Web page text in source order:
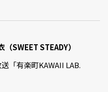
SWEET STEADY）
「有楽町KAWAII LAB.